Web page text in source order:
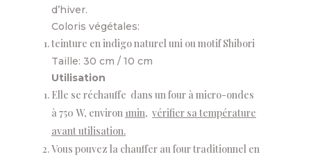
d’hiver.
Coloris végétales:
teinture en indigo naturel uni ou motif Shibori
Taille: 30 cm / 10 cm
Utilisation
Elle se réchauffe dans un four à micro-ondes
à 750 W, environ 1min, vérifier sa température
avant utilisation.
Vous pouvez la chauffer au four traditionnel en